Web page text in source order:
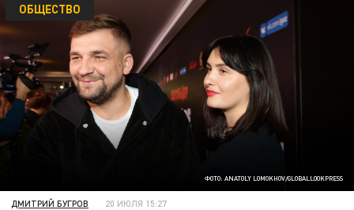
ФОТО: ANATOLY LOMOKHOV/GLOBALLOOKPRESS
ОБЩЕСТВО
ДМИТРИЙ БУГРОВ 20 ИЮЛЯ 15:27